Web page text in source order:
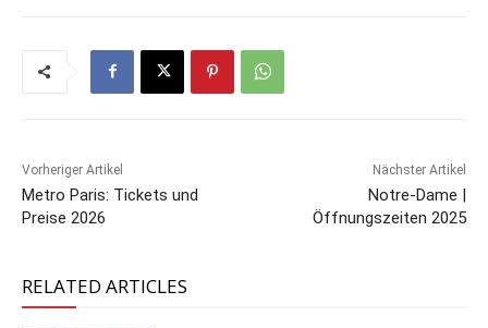
Vorheriger Artikel
Metro Paris: Tickets und
Preise 2026
Nächster Artikel
Notre-Dame |
Öffnungszeiten 2025
RELATED ARTICLES